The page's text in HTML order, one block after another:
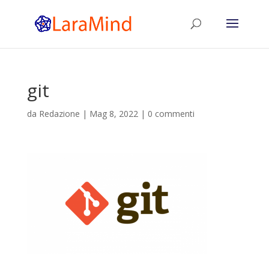
git
da Redazione | Mag 8, 2022| 0 commenti